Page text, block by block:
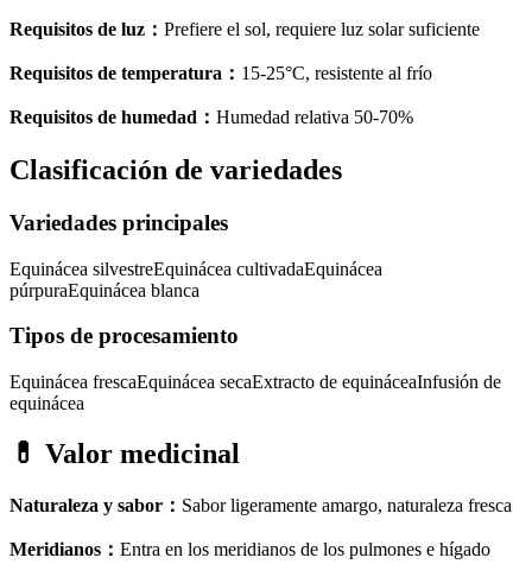
Requisitos de luz ： Prefiere el sol, requiere luz solar suficiente
Requisitos de temperatura ： 15-25°C, resistente al frío
Requisitos de humedad ： Humedad relativa 50-70%
Clasificación de variedades
Variedades principales
Equinácea silvestreEquinácea cultivadaEquinácea
púrpuraEquinácea blanca
Tipos de procesamiento
Equinácea frescaEquinácea secaExtracto de equináceaInfusión de
equinácea
💊 Valor medicinal
Naturaleza y sabor ： Sabor ligeramente amargo, naturaleza fresca
Meridianos ： Entra en los meridianos de los pulmones e hígado